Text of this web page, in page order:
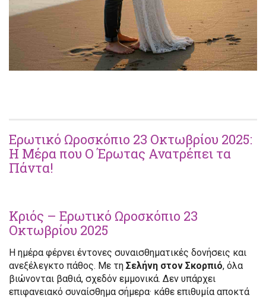
Ερωτικό Ωροσκόπιο 23 Οκτωβρίου 2025:
Η Μέρα που Ο Έρωτας Ανατρέπει τα
Πάντα!
Κριός – Ερωτικό Ωροσκόπιο 23
Οκτωβρίου 2025
Η ημέρα φέρνει έντονες συναισθηματικές δονήσεις και
ανεξέλεγκτο πάθος. Με τη Σελήνη στον Σκορπιό, όλα
βιώνονται βαθιά, σχεδόν εμμονικά. Δεν υπάρχει
επιφανειακό συναίσθημα σήμερα· κάθε επιθυμία αποκτά